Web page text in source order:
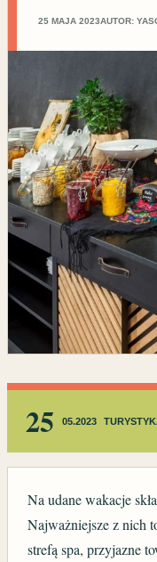
25 MAJA 2023AUTOR:
25 05.2023
Na udane wakacje
Najważniejsze z nich
strefą spa, przyjazne